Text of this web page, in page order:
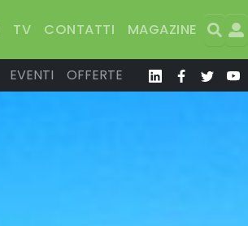
TV CONTATTI MAGAZINE Search
User
EVENTI OFFERTE